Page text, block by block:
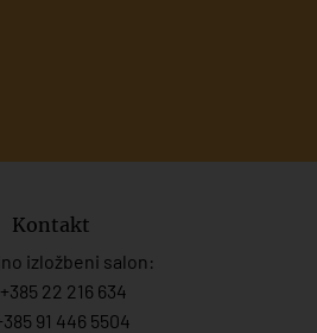
Kontakt
izložbeni salon:
+385 22 216 634
91 446 5504